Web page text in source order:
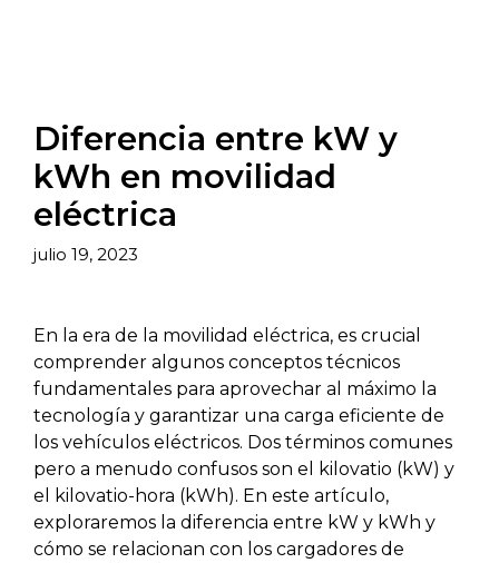
Diferencia entre kW y
kWh en movilidad
eléctrica
julio 19, 2023
En la era de la movilidad eléctrica, es crucial
comprender algunos conceptos técnicos
fundamentales para aprovechar al máximo la
tecnología y garantizar una carga eficiente de
los vehículos eléctricos. Dos términos comunes
pero a menudo confusos son el kilovatio (kW) y
el kilovatio-hora (kWh). En este artículo,
exploraremos la diferencia entre kW y kWh y
cómo se relacionan con los cargadores de